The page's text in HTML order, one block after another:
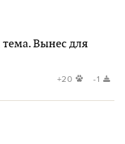
Вынес для
+20 -1